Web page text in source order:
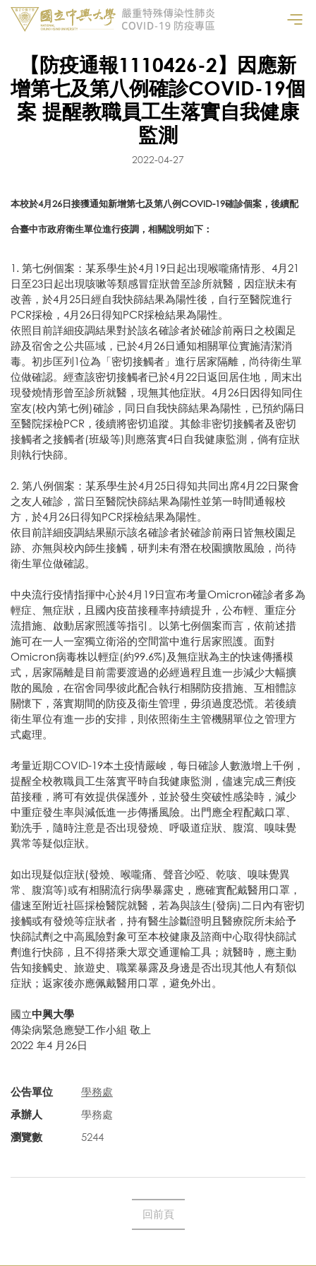
【防疫通報1110426-2】因應新
增第七及第八例確診COVID-19個
案 提醒教職員工生落實自我健康
監測
2022-04-27
本校於4月26日接獲通知新增第七及第八例COVID-19確診個案，後續配
合臺中市政府衛生單位進行疫調，相關說明如下：
1. 第七例個案：某系學生於4月19日起出現喉嚨痛情形、4月21
日至23日起出現咳嗽等類感冒症狀曾至診所就醫，因症狀未有
改善，於4月25日經自我快篩結果為陽性後，自行至醫院進行
PCR採檢，4月26日得知PCR採檢結果為陽性。
依照目前詳細疫調結果對於該名確診者於確診前兩日之校園足
跡及宿舍之公共區域，已於4月26日通知相關單位實施清潔消
毒。初步匡列1位為「密切接觸者」進行居家隔離，尚待衛生單
位做確認。經查該密切接觸者已於4月22日返回居住地，周末出
現發燒情形曾至診所就醫，現無其他症狀。4月26日因得知同住
室友(校內第七例)確診，同日自我快篩結果為陽性，已預約隔日
至醫院採檢PCR，後續將密切追蹤。其餘非密切接觸者及密切
接觸者之接觸者(班級等)則應落實4日自我健康監測，倘有症狀
則執行快篩。
2. 第八例個案：某系學生於4月25日得知共同出席4月22日聚會
之友人確診，當日至醫院快篩結果為陽性並第一時間通報校
方，於4月26日得知PCR採檢結果為陽性。
依目前詳細疫調結果顯示該名確診者於確診前兩日皆無校園足
跡、亦無與校內師生接觸，研判未有潛在校園擴散風險，尚待
衛生單位做確認。
中央流行疫情指揮中心於4月19日宣布考量Omicron確診者多為
輕症、無症狀，且國內疫苗接種率持續提升，公布輕、重症分
流措施、啟動居家照護等指引。以第七例個案而言，依前述措
施可在一人一室獨立衛浴的空間當中進行居家照護。面對
Omicron病毒株以輕症(約99.6%)及無症狀為主的快速傳播模
式，居家隔離是目前需要渡過的必經過程且進一步減少大幅擴
散的風險，在宿舍同學彼此配合執行相關防疫措施、互相體諒
關懷下，落實期間的防疫及衞生管理，毋須過度恐慌。若後續
衛生單位有進一步的安排，則依照衛生主管機關單位之管理方
式處理。
考量近期COVID-19本土疫情嚴峻，每日確診人數激增上千例，
提醒全校教職員工生落實平時自我健康監測，儘速完成三劑疫
苗接種，將可有效提供保護外，並於發生突破性感染時，減少
中重症發生率與減低進一步傳播風險。出門應全程配戴口罩、
勤洗手，隨時注意是否出現發燒、呼吸道症狀、腹瀉、嗅味覺
異常等疑似症狀。
如出現疑似症狀(發燒、喉嚨痛、聲音沙啞、乾咳、嗅味覺異
常、腹瀉等)或有相關流行病學暴露史，應確實配戴醫用口罩，
儘速至附近社區採檢醫院就醫，若為與該生(發病)二日內有密切
接觸或有發燒等症狀者，持有醫生診斷證明且醫療院所未給予
快篩試劑之中高風險對象可至本校健康及諮商中心取得快篩試
劑進行快篩，且不得搭乘大眾交通運輸工具；就醫時，應主動
告知接觸史、旅遊史、職業暴露及身邊是否出現其他人有類似
症狀；返家後亦應佩戴醫用口罩，避免外出。
國立中興大學
傳染病緊急應變工作小組 敬上
2022 年4 月26日
公告單位
學務處
承辦人
學務處
瀏覽數
5244
回前頁